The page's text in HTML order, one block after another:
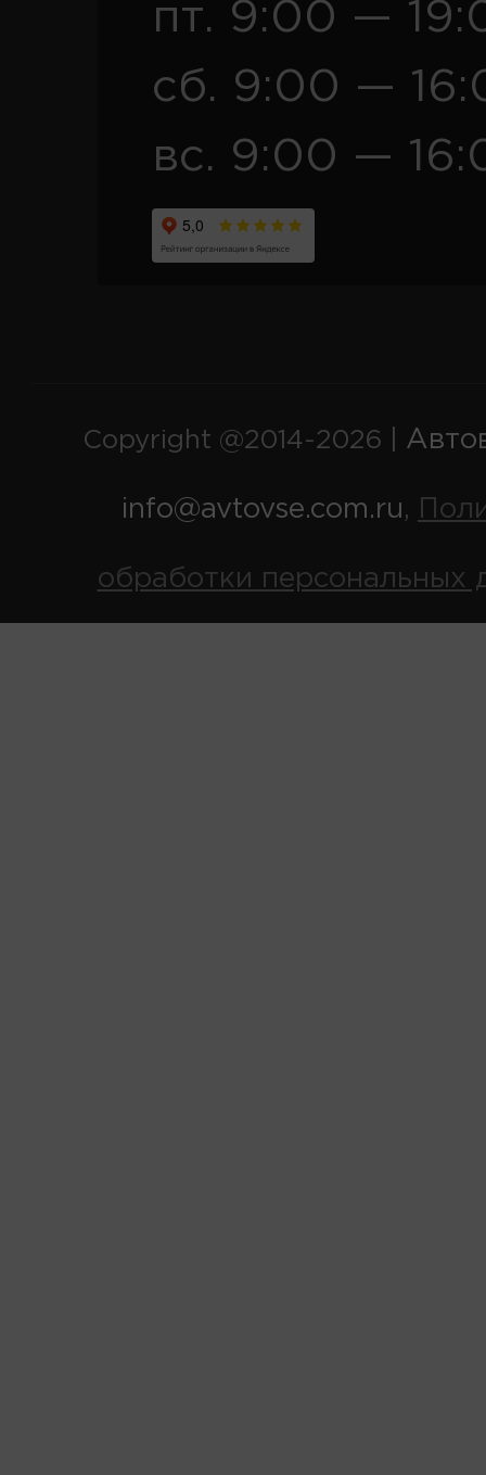
пт. 9:00 —
сб. 9:00 —
вс. 9:00 —
Copyright @2014-2026 |
info@avtovse.com.ru,
обработки персональных